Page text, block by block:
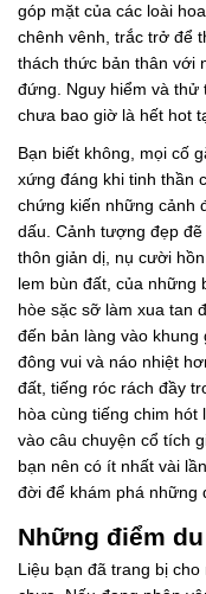
góp mặt của các loài
chênh vênh, trắc trở để
thách thức bản thân với
đứng. Nguy hiểm và thử
chưa bao giờ là hết hot
Bạn biết không, mọi cố
xứng đáng khi tinh thần
chứng kiến những cảnh
dấu. Cảnh tượng đẹp
thôn giản dị, nụ cười
lem bùn đất, của những
hòe sặc sỡ làm xua tan
đến bản làng vào
đông vui và náo nhiệt
đất, tiếng róc rách đầy
hòa cùng tiếng chim
vào câu chuyện cổ tích
bạn nên có ít nhất vài
đời để khám phá những
Những điểm
Liệu bạn đã trang bị